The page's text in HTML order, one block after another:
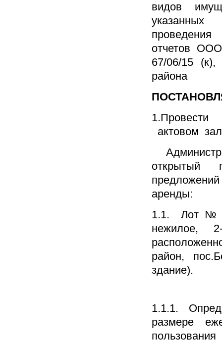
видов
указанных
отчетов
67/06/15 (к),
района
актовом
открытый
аренды:
1.1. Лот №
нежилое,
район,
здание).
1.1.1.
размере